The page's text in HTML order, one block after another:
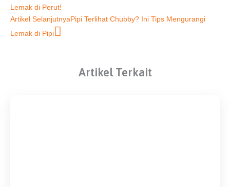
Lemak di Perut!
Artikel SelanjutnyaPipi Terlihat Chubby? Ini Tips Mengurangi
Lemak di Pipi
Artikel Terkait